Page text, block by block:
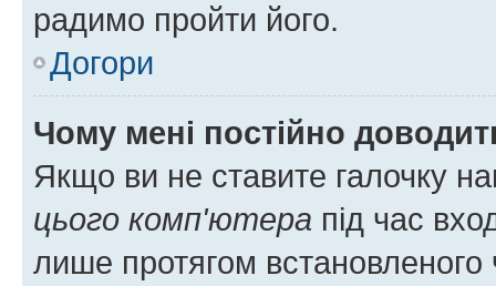
радимо пройти його.
Догори
Чому мені постійно
Якщо ви не ставите галочку
цього комп'ютера під час
лише протягом встановленого